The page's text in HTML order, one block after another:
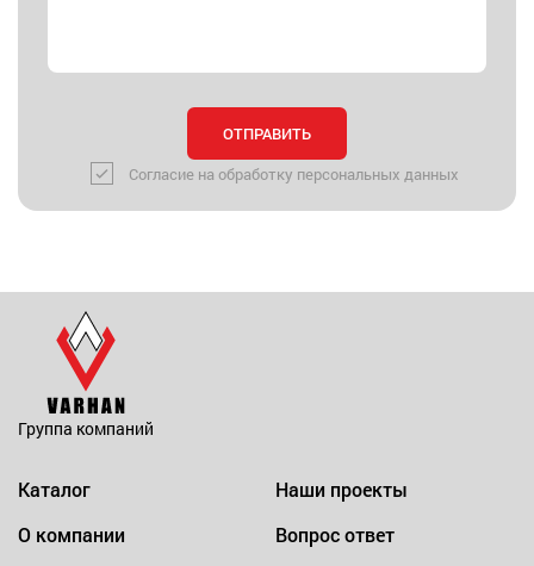
Согласие на обработку персональных данных
Группа компаний
Каталог
О компании
Наши проекты
Вопрос ответ